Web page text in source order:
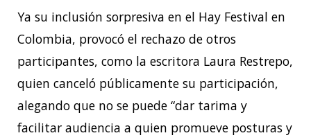
Ya su inclusión sorpresiva en el Hay Festival en
Colombia, provocó el rechazo de otros
participantes, como la escritora Laura Restrepo,
quien canceló públicamente su participación,
alegando que no se puede “dar tarima y
facilitar audiencia a quien promueve posturas y